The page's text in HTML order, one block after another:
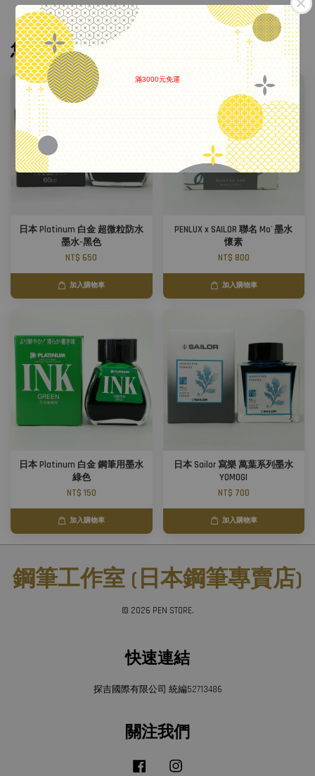
滿3000元免運
您可能也喜歡
日本 Platinum 白金 超微粒防水
墨水-黑色
NT$ 650
加入購物車
PENLUX x SAILOR 聯名 Mo' 墨水
懷素
NT$ 800
加入購物車
日本 Platinum 白金 鋼筆用墨水
綠色
NT$ 150
加入購物車
日本 Sailor 寫樂 萬葉系列墨水
YOMOGI
NT$ 700
加入購物車
鋼筆工作室 (日本鋼筆專賣店)
© 2026 PEN STORE.
快速連結
探吉國際有限公司 統編52713486
關注我們
Facebook